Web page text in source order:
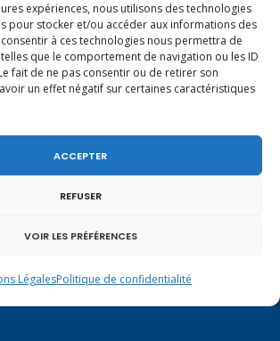
expériences, nous utilisons des technologies
pour stocker et/ou accéder aux informations des
à ces technologies nous permettra de
que le comportement de navigation ou les ID
fait de ne pas consentir ou de retirer son
un effet négatif sur certaines caractéristiques
ACCEPTER
REFUSER
VOIR LES PRÉFÉRENCES
LégalesPolitique de confidentialité